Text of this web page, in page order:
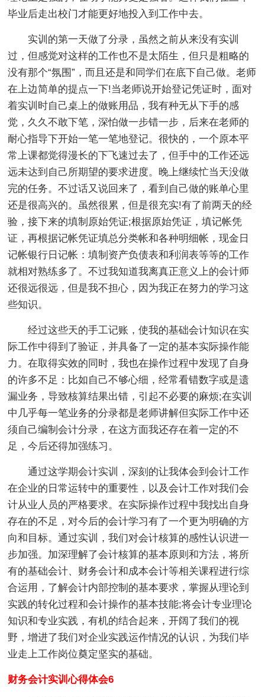
毕业后走出校门才能更好地投入到工作中去。
实训的第一天做了分录，虽然之前从来没有实训
过，但感觉对这样的工作也不是太陌生，但只是粗略的
没有那个“氛围”，而且还是和同学们在底下自己做。老师
在上边简单的提点一下!当老师说开始登记凭证时，面对
着实训时自己桌上的做账用品，我有种无从下手的感
觉，久久不敢下笔，深怕做一步错一步，后来在老师的
耐心指导下开始一笔一笔地登记。很快的，一个原本平
常上课都觉得漫长的下飞速过去了，但手中的工作还远
远未达到自己所期望的要求进度。晚上继续忙当天没做
完的任务。不过话又说回来了，看到自己做的账单心里
还是很高兴的。虽然很累，但是很充实!有了前两天的经
验，接下来的填制原始凭证;根据原始凭证，填记帐凭
证，再根据记帐凭证填总分类帐和各种明细帐，现金日
记帐银行日记帐：填制资产负债表和利润表等等的工作
就相对熟练多了。不过我知道我离真正意义上的会计师
还很远很远，但是我不担心，因为我正在努力的学习这
些知识。
经过这些天的手工记账，使我的基础会计知识在实
际工作中得到了验证，并具备了一定的基本实际操作能
力。在取得实效的同时，我也在操作过程中发现了自身
的许多不足：比如自己不够心细，经常看错数字或是遗
漏业务，导致核算结果出错，引起不必要的麻烦;在实训
中几乎每一笔业务的分录都是老师讲解但实际工作中还
须自己编制会计分录，在这方面我还存在着一定的不
足，今后还得加强练习。
通过这学期会计实训，深刻的让我体会到会计工作
在企业的日常运转中的重要性，以及会计工作对我们会
计从业人员的严格要求。在实际操作过程中我找出自身
存在的不足，对今后的会计学习有了一个更为明确的方
向和目标。通过实训，我们对会计核算的感性认识进一
步加强。加深理解了会计核算的基本原则和方法，将所
有的基础会计、财务会计和成本会计等相关课程进行综
合运用，了解会计内部控制的基本要求，掌握从理论到
实践的转化过程和会计操作的基本技能;将会计专业理论
知识和专业实践，有机的结合起来，开阔了我们的视
野，增进了我们对企业实践运作情况的认识，为我们毕
业走上工作岗位奠定坚实的基础。
财务会计实训心得体会6